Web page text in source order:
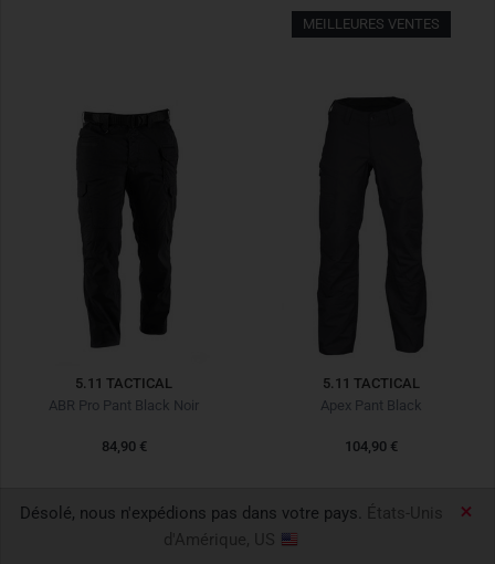
Désolé, nous n'expédions pas dans votre pays. États-Unis
d'Amérique, US
MEILLEURES VENTES
5.11 TACTICAL
ABR Pro Pant Black Noir
84,90 €
5.11 TACTICAL
Apex Pant Black
104,90 €